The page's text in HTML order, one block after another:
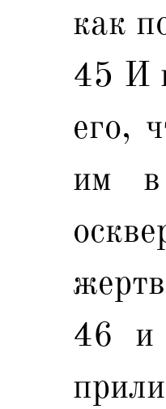
как
45 И
его,
им в
46 и